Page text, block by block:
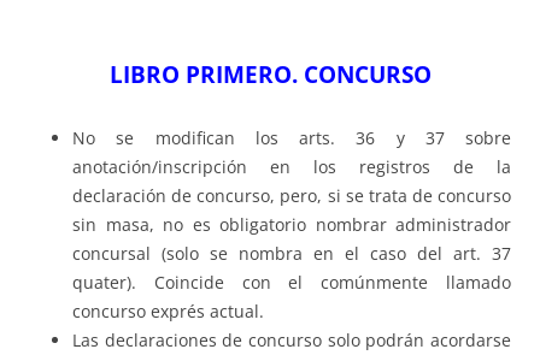
LIBRO PRIMERO. CONCURSO
No se modifican los arts. 36 y 37 sobre
anotación/inscripción en los registros de la
declaración de concurso, pero, si se trata de concurso
sin masa, no es obligatorio nombrar administrador
concursal (solo se nombra en el caso del art. 37
quater). Coincide con el comúnmente llamado
concurso exprés actual.
Las declaraciones de concurso solo podrán acordarse